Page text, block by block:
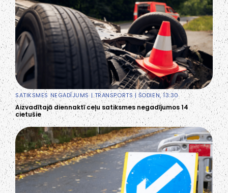
SATIKSMES NEGADĪJUMS|TRANSPORTS | ŠODIEN, 13:30
Aizvadītajā diennaktī ceļu satiksmes negadījumos 14
cietušie